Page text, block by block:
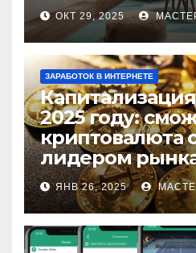
ОКТ 29, 2025
ЗАРАБОТОК В ИНТЕРНЕТЕ
2025 году:
криптовалюта
лидером
ЯНВ 26, 2025